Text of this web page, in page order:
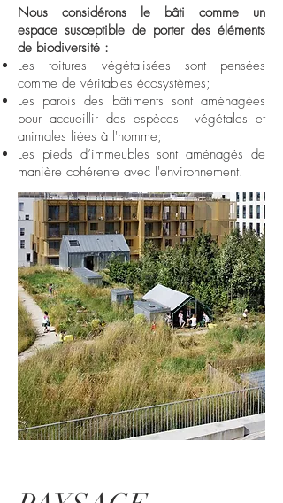
Nous considérons le bâti comme un
espace susceptible de porter des éléments
de biodiversité :
Les toitures végétalisées sont pensées
comme de véritables écosystèmes;
Les parois des bâtiments sont aménagées
pour accueillir des espèces végétales et
animales liées à l'homme;
Les pieds d’immeubles sont aménagés de
manière cohérente avec l'environnement.